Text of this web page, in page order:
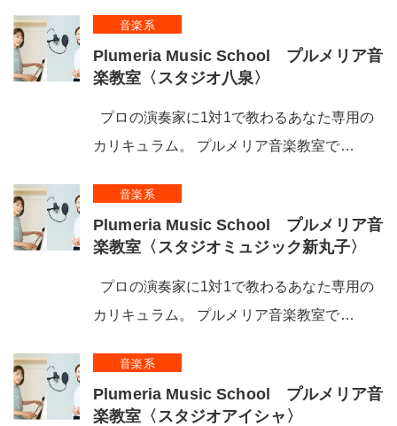
音楽系
Plumeria Music School プルメリア音
楽教室〈スタジオ八泉〉
プロの演奏家に1対1で教わるあなた専用の
カリキュラム。 プルメリア音楽教室で…
音楽系
Plumeria Music School プルメリア音
楽教室〈スタジオミュジック新丸子〉
プロの演奏家に1対1で教わるあなた専用の
カリキュラム。 プルメリア音楽教室で…
音楽系
Plumeria Music School プルメリア音
楽教室〈スタジオアイシャ〉